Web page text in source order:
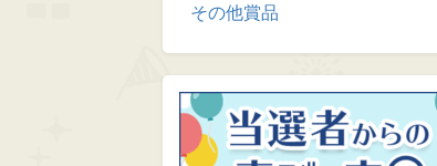
その他賞品